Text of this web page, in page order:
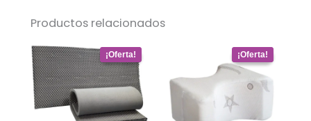
Productos relacionados
Original
price
was:
$ 269.273.
Current
price
is:
$ 102.324.
Original
price
was:
$ 242.552.
Current
price